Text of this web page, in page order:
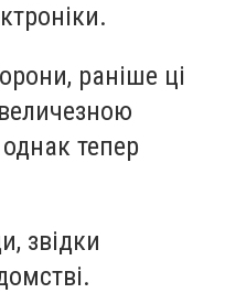
раніше ці
тепер
звідки